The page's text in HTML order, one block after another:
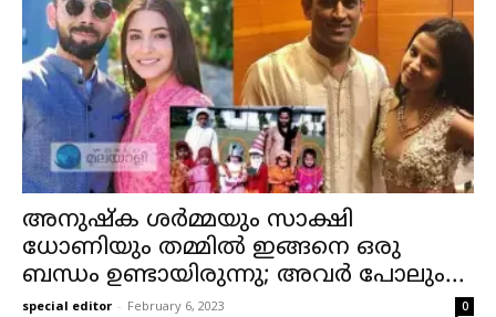
അനുഷ്‌ക ശർമ്മയും സാക്ഷി
ധോണിയും തമ്മിൽ ഇങ്ങനെ ഒരു
ബന്ധം ഉണ്ടായിരുന്നു; അവർ പോലും...
special editor - February 6, 2023 0